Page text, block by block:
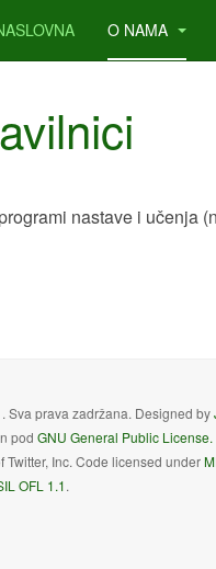
O NAMA
nastave i učenja
Sva prava zadržana. Designed by
pod GNU General Public License.
Twitter, Inc. Code licensed under
OFL 1.1.